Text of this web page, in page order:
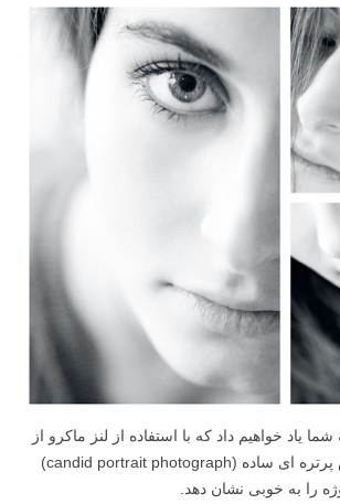
یاد خواهیم داد که با استفاده از لنز ماکرو از
فاصله ای نزدیک عکس پرتره ای ساده (candid portrait photograph)
را به خوبی نشان دهد.